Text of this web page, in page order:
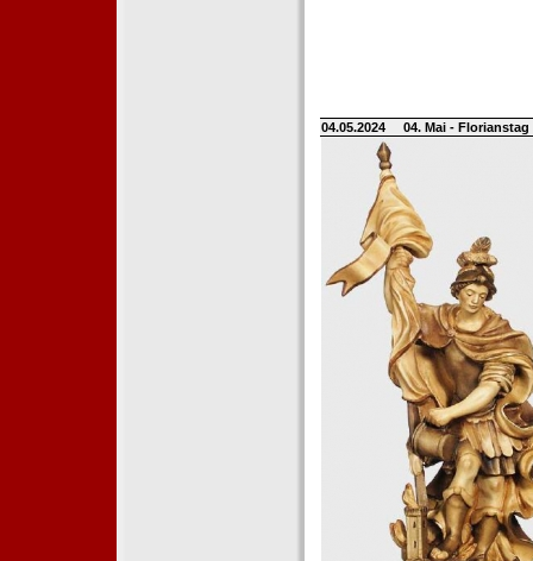
04.05.2024 04. Mai -